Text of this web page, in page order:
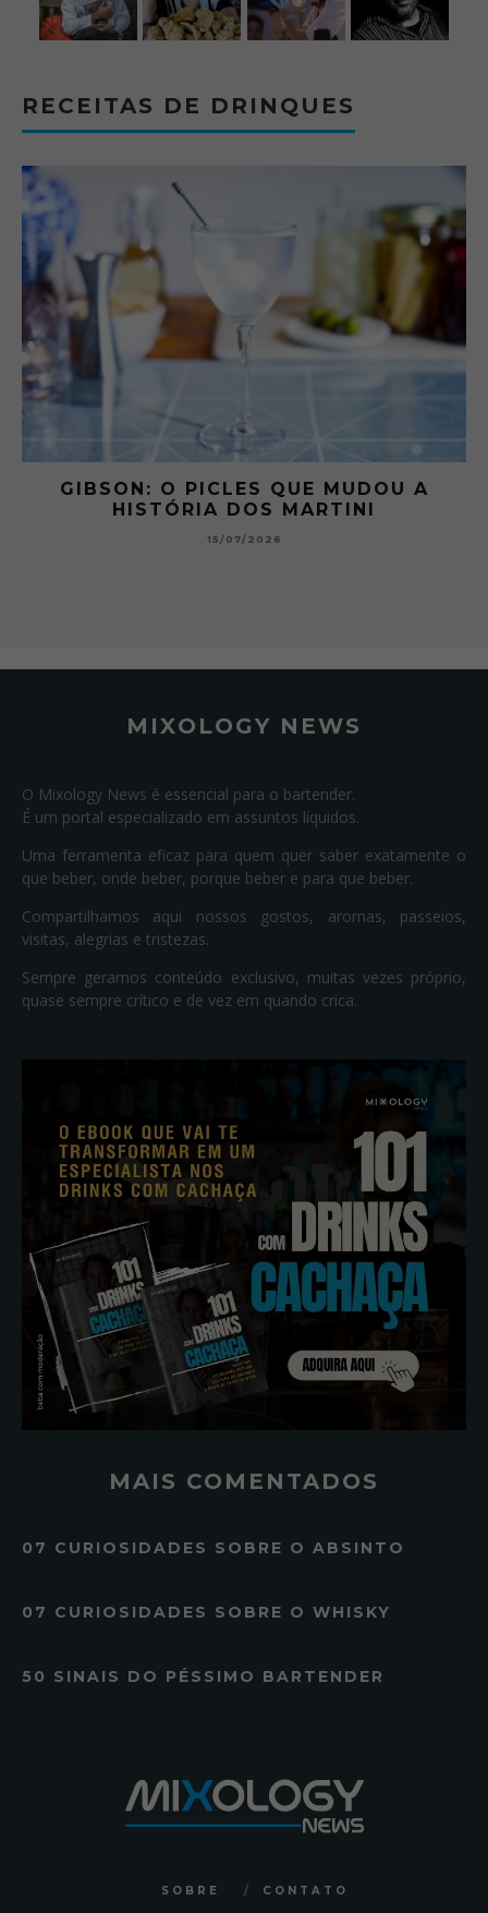
RECEITAS DE DRINQUES
GIBSON: O PICLES QUE MUDOU A
HISTÓRIA DOS MARTINI
15/07/2026
MIXOLOGY NEWS
O Mixology News é essencial para o bartender.
É um portal especializado em assuntos líquidos.
Uma ferramenta eficaz para quem quer saber exatamente o
que beber, onde beber, porque beber e para que beber.
Compartilhamos aqui nossos gostos, aromas, passeios,
visitas, alegrias e tristezas.
Sempre geramos conteúdo exclusivo, muitas vezes próprio,
quase sempre crítico e de vez em quando crica.
MAIS COMENTADOS
07 CURIOSIDADES SOBRE O ABSINTO
07 CURIOSIDADES SOBRE O WHISKY
50 SINAIS DO PÉSSIMO BARTENDER
SOBRE CONTATO